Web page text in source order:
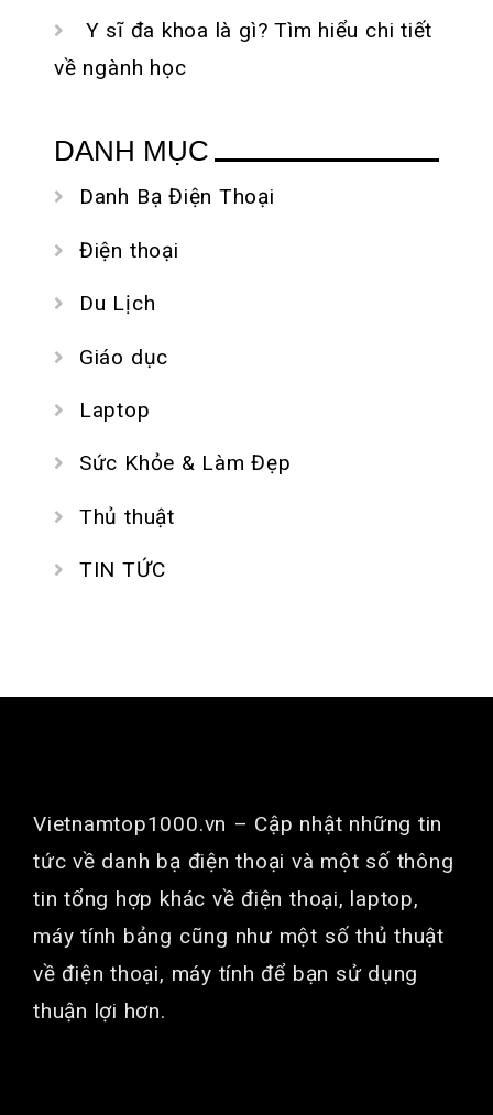
Y sĩ đa khoa là gì? Tìm hiểu chi tiết
về ngành học
DANH MỤC
Danh Bạ Điện Thoại
Điện thoại
Du Lịch
Giáo dục
Laptop
Sức Khỏe & Làm Đẹp
Thủ thuật
TIN TỨC
Vietnamtop1000.vn – Cập nhật những tin
tức về danh bạ điện thoại và một số thông
tin tổng hợp khác về điện thoại, laptop,
máy tính bảng cũng như một số thủ thuật
về điện thoại, máy tính để bạn sử dụng
thuận lợi hơn.